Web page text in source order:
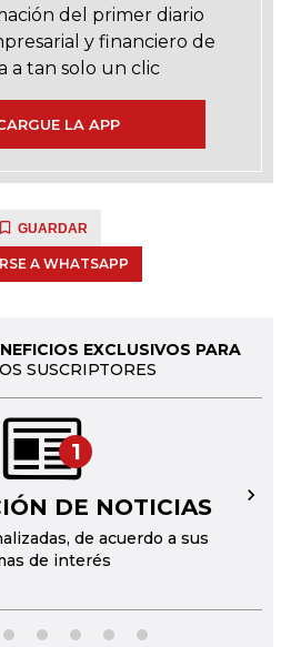
del primer diario
y financiero de
a tan solo un clic
LA APP
GUARDAR
A WHATSAPP
EXCLUSIVOS PARA
SUSCRIPTORES
1
DE NOTICIAS
de acuerdo a sus
de interés
→